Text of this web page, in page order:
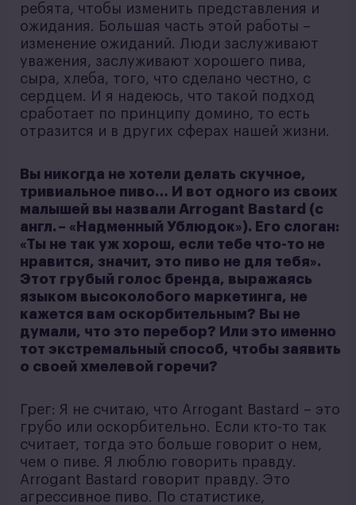
ребята, чтобы изменить представления и
ожидания. Большая часть этой работы –
изменение ожиданий. Люди заслуживают
уважения, заслуживают хорошего пива,
сыра, хлеба, того, что сделано честно, с
сердцем. И я надеюсь, что такой подход
сработает по принципу домино, то есть
отразится и в других сферах нашей жизни.
Вы никогда не хотели делать скучное,
тривиальное пиво… И вот одного из своих
малышей вы назвали Arrogant Bastard (с
англ. – «Надменный Ублюдок»). Его слоган:
«Ты не так уж хорош, если тебе что-то не
нравится, значит, это пиво не для тебя».
Этот грубый голос бренда, выражаясь
языком высоколобого маркетинга, не
кажется вам оскорбительным? Вы не
думали, что это перебор? Или это именно
тот экстремальный способ, чтобы заявить
о своей хмелевой горечи?
Грег: Я не считаю, что Arrogant Bastard – это
грубо или оскорбительно. Если кто-то так
считает, тогда это больше говорит о нем,
чем о пиве. Я люблю говорить правду.
Arrogant Bastard говорит правду. Это
агрессивное пиво. По статистике,